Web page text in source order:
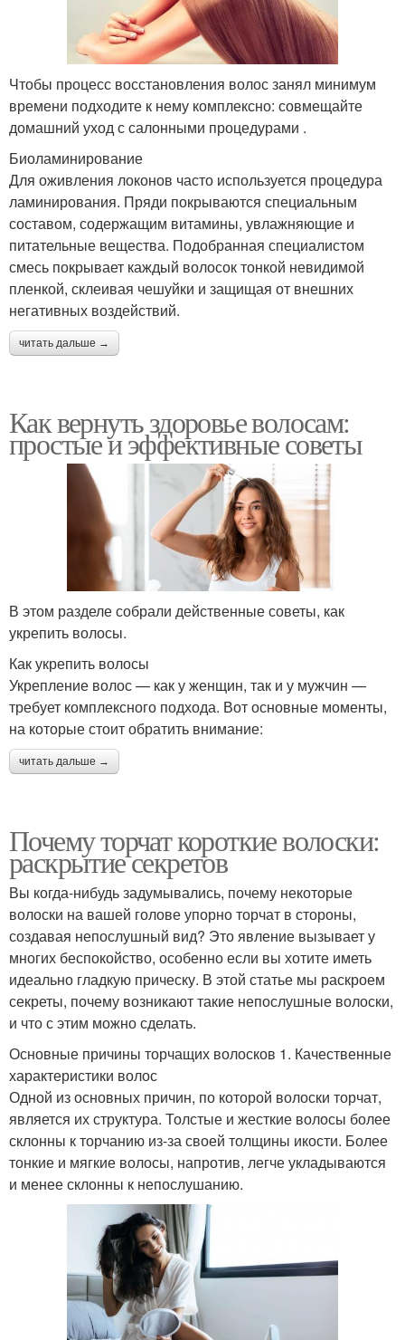
Чтобы процесс восстановления волос занял минимум
времени подходите к нему комплексно: совмещайте
домашний уход с салонными процедурами .
Биоламинирование
Для оживления локонов часто используется процедура
ламинирования. Пряди покрываются специальным
составом, содержащим витамины, увлажняющие и
питательные вещества. Подобранная специалистом
смесь покрывает каждый волосок тонкой невидимой
пленкой, склеивая чешуйки и защищая от внешних
негативных воздействий.
читать дальше →
Как вернуть здоровье волосам:
простые и эффективные советы
В этом разделе собрали действенные советы, как
укрепить волосы.
Как укрепить волосы
Укрепление волос — как у женщин, так и у мужчин —
требует комплексного подхода. Вот основные моменты,
на которые стоит обратить внимание:
читать дальше →
Почему торчат короткие волоски:
раскрытие секретов
Вы когда-нибудь задумывались, почему некоторые
волоски на вашей голове упорно торчат в стороны,
создавая непослушный вид? Это явление вызывает у
многих беспокойство, особенно если вы хотите иметь
идеально гладкую прическу. В этой статье мы раскроем
секреты, почему возникают такие непослушные волоски,
и что с этим можно сделать.
Основные причины торчащих волосков 1. Качественные
характеристики волос
Одной из основных причин, по которой волоски торчат,
является их структура. Толстые и жесткие волосы более
склонны к торчанию из-за своей толщины икости. Более
тонкие и мягкие волосы, напротив, легче укладываются
и менее склонны к непослушанию.